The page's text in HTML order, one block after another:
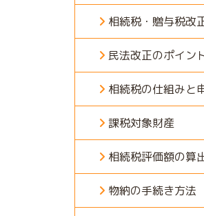
相続税・贈与税改
民法改正のポイン
相続税の仕組みと
課税対象財産
相続税評価額の算
物納の手続き方法